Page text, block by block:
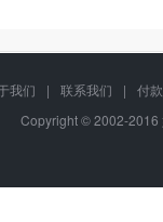
我们 | 联系我们 |
付
Copyright © 2002-